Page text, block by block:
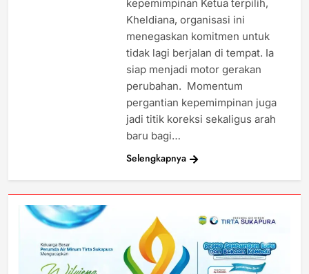
kepemimpinan Ketua terpilih,
Kheldiana, organisasi ini
menegaskan komitmen untuk
tidak lagi berjalan di tempat. Ia
siap menjadi motor gerakan
perubahan. Momentum
pergantian kepemimpinan juga
jadi titik koreksi sekaligus arah
baru bagi…
Selengkapnya